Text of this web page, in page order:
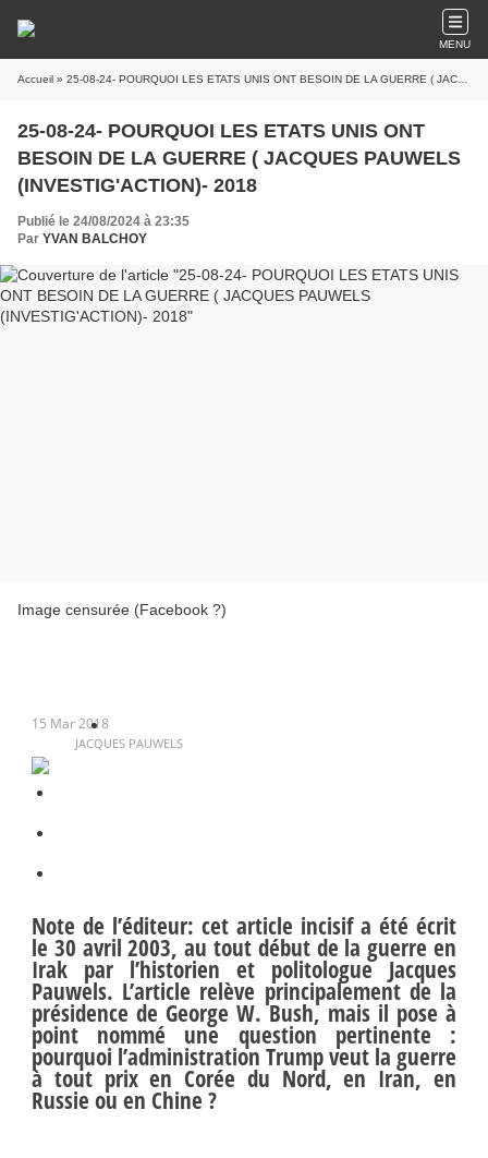
MENU
Accueil » 25-08-24- POURQUOI LES ETATS UNIS ONT BESOIN DE LA GUERRE ( JACQUES PAUWELS (INVESTIG'ACTION)- 2018
25-08-24- POURQUOI LES ETATS UNIS ONT
BESOIN DE LA GUERRE ( JACQUES PAUWELS
(INVESTIG'ACTION)- 2018
Publié le 24/08/2024 à 23:35
Par YVAN BALCHOY
Image censurée (Facebook ?)
15 Mar 2018
JACQUES PAUWELS
Note de l’éditeur: cet article incisif a été écrit
le 30 avril 2003, au tout début de la guerre en
Irak par l’historien et politologue Jacques
Pauwels. L’article relève principalement de la
présidence de George W. Bush, mais il pose à
point nommé une question pertinente :
pourquoi l’administration Trump veut la guerre
à tout prix en Corée du Nord, en Iran, en
Russie ou en Chine ?